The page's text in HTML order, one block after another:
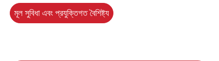
মূল সুবিধা এবং প্রযুক্তিগত বৈশিষ্ট্য